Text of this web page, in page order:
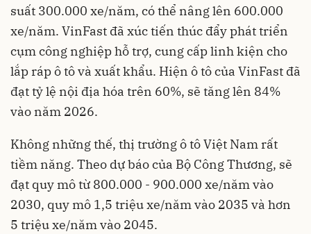
suất 300.000 xe/năm, có thể nâng lên 600.000
xe/năm. VinFast đã xúc tiến thúc đẩy phát triển
cụm công nghiệp hỗ trợ, cung cấp linh kiện cho
lắp ráp ô tô và xuất khẩu. Hiện ô tô của VinFast đã
đạt tỷ lệ nội địa hóa trên 60%, sẽ tăng lên 84%
vào năm 2026.
Không những thế, thị trường ô tô Việt Nam rất
tiềm năng. Theo dự báo của Bộ Công Thương, sẽ
đạt quy mô từ 800.000 - 900.000 xe/năm vào
2030, quy mô 1,5 triệu xe/năm vào 2035 và hơn
5 triệu xe/năm vào 2045.